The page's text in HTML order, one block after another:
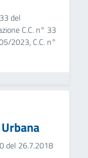
del
C.C. n° 33
2023, C.C. n°
del 26.7.2018